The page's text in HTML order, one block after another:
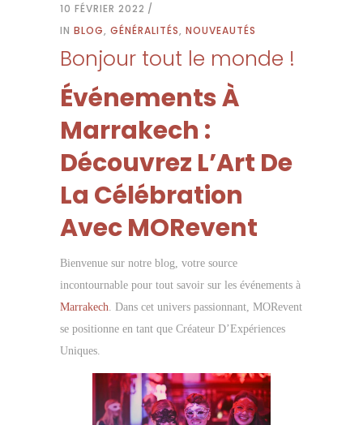
10 FÉVRIER 2022
IN BLOG, GÉNÉRALITÉS, NOUVEAUTÉS
Bonjour tout le monde !
Événements À
Marrakech :
Découvrez L’Art De
La Célébration
Avec MORevent
Bienvenue sur notre blog, votre source
incontournable pour tout savoir sur les événements à
Marrakech . Dans cet univers passionnant, MORevent
se positionne en tant que Créateur D’Expériences
Uniques.